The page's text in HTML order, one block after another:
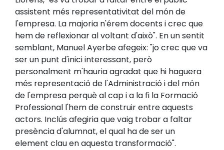
assistent més representativitat del món de
l'empresa. La majoria n'érem docents i crec que
hem de reflexionar al voltant d'això". En un sentit
semblant, Manuel Ayerbe afegeix: "jo crec que va
ser un punt d'inici interessant, però
personalment m'hauria agradat que hi haguera
més representació de l'Administració i del món
de l'empresa perquè al cap i a la fi la Formació
Professional l'hem de construir entre aquests
actors. Inclús afegiria que vaig trobar a faltar
presència d'alumnat, el qual ha de ser un
element clau en aquesta transformació".